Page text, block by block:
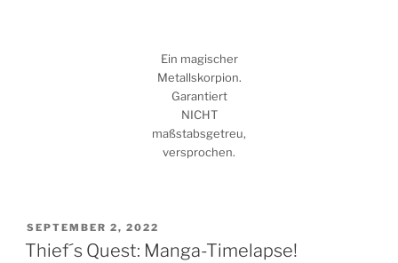
Ein magischer
Metallskorpion.
Garantiert
NICHT
maßstabsgetreu,
versprochen.
VERÖFFENTLICHT
AM
SEPTEMBER 2, 2022
Thief´s Quest: Manga-Timelapse!